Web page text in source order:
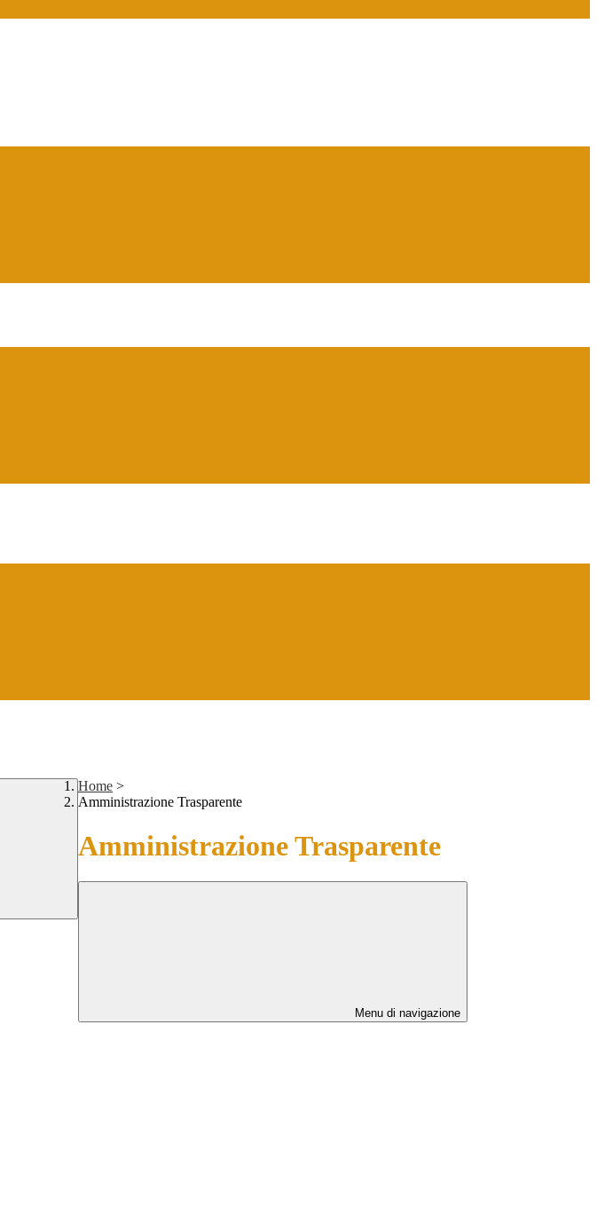
Home >
Amministrazione Trasparente
Amministrazione Trasparente
Menu di navigazione